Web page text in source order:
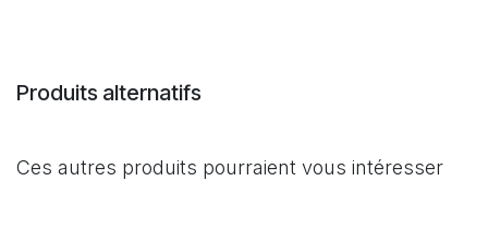
Produits alternatifs
Ces autres produits pourraient vous intéresser